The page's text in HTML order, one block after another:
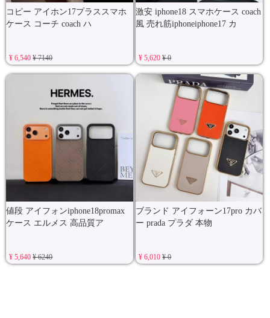
コピー アイホン17プラススマホ
ケース コーチ coach ハ
¥ 6,540¥ 7140
激安 iphone18 スマホケース coach
風 売れ筋iphoneiphone17 カ
¥ 5,620¥ 0
値段 アイフォンiphone18promax
ケース エルメス 高品質ア
¥ 5,640¥ 6240
ブランド アイフォーン17pro カバ
ー prada プラダ 本物
¥ 6,010¥ 0